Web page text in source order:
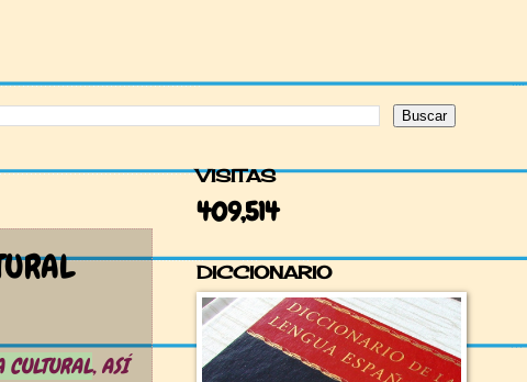
CULTURAL, ASÍ
VISITAS
409,514
DICCIONARIO